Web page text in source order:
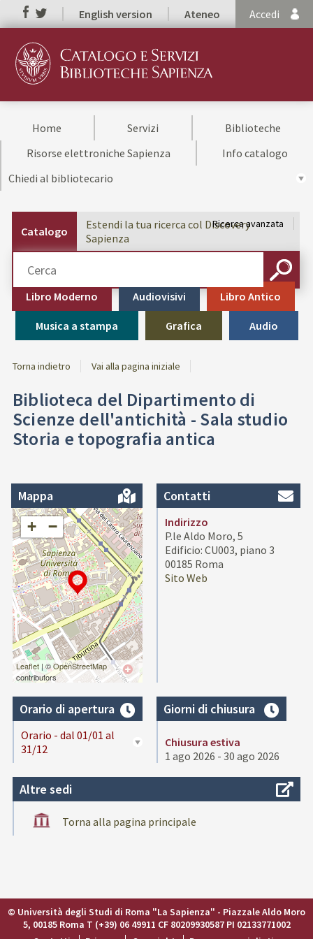
English version Ateneo Accedi
Home Servizi
Biblioteche
Risorse elettroniche Sapienza
Info catalogo
Chiedi al bibliotecario
Catalogo
Estendi la tua ricerca col Discovery
Sapienza
Libro Moderno Audiovisivi Libro Antico
Musica a stampa Grafica Audio
Ricerca avanzata
CERCA
Torna indietro Vai alla pagina iniziale
Biblioteca del Dipartimento di
Scienze dell'antichità - Sala studio
Storia e topografia antica
Mappa
+ −
Leaflet| ©OpenStreetMap
contributors
Contatti
Indirizzo
P.le Aldo Moro, 5
Edificio: CU003, piano 3
00185 Roma
Sito Web
Orario di apertura
Orario - dal 01/01 al
31/12
Giorni di chiusura
Chiusura estiva
1 ago 2026 - 30 ago 2026
Altre sedi
Torna alla pagina principale
© Università degli Studi di Roma "La Sapienza" - Piazzale Aldo Moro
5, 00185 Roma T (+39) 06 49911 CF 80209930587 PI 02133771002